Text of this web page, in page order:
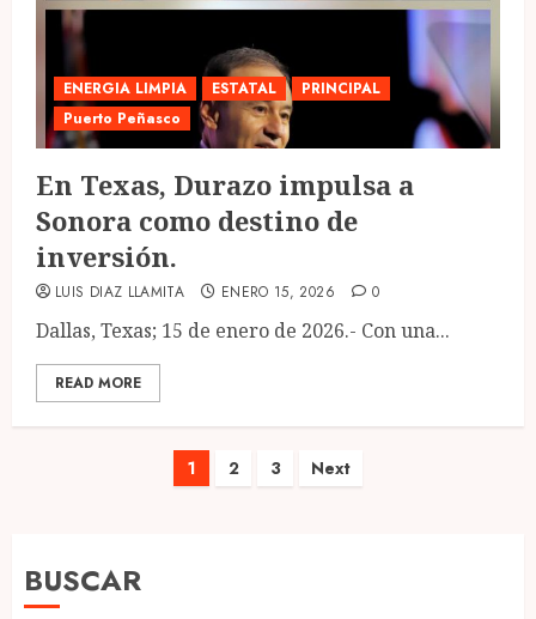
ENERGIA LIMPIA ESTATAL
PRINCIPAL
Puerto Peñasco
En Texas, Durazo impulsa a
Sonora como destino de
inversión.
LUIS DIAZ LLAMITA ENERO 15, 2026 0
Dallas, Texas; 15 de enero de 2026.- Con una...
READ MORE
Paginación
1 2 3 Next
BUSCAR